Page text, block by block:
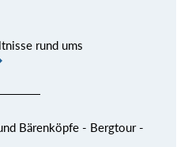
rund ums
Bärenköpfe - Bergtour -